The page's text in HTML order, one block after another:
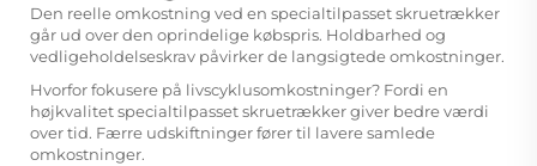
Den reelle omkostning ved en specialtilpasset skruetrækker
går ud over den oprindelige købspris. Holdbarhed og
vedligeholdelseskrav påvirker de langsigtede omkostninger.
Hvorfor fokusere på livscyklusomkostninger? Fordi en
højkvalitet specialtilpasset skruetrækker giver bedre værdi
over tid. Færre udskiftninger fører til lavere samlede
omkostninger.